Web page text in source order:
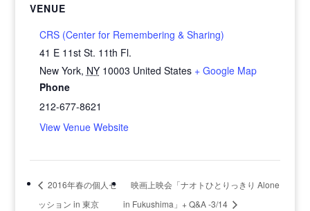
VENUE
CRS (Center for Remembering & Sharing)
41 E 11st St. 11th Fl.
New York, NY 10003 United States + Google Map
Phone
212-677-8621
View Venue Website
2016年春の個人セ
ッション in 東京
映画上映会「ナオトひとりっきり Alone
in Fukushima」+ Q&A -3/14